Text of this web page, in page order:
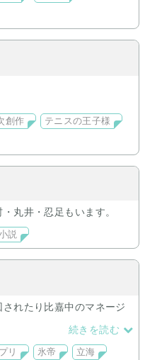
創作
テニスの王子様
丸井・忍足もいます。
説
れたり比嘉中のマネージ
を書いてます。続きを読む
リ 氷帝 立海